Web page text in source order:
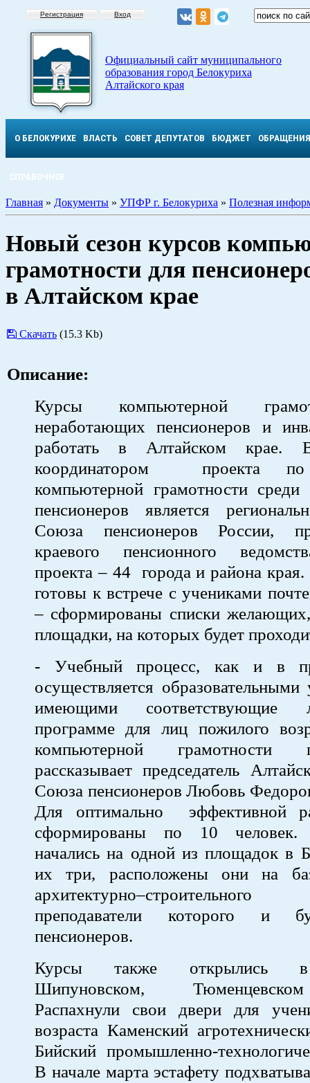
Регистрация Вход
Официальный сайт муниципального
образования город Белокуриха
Алтайского края
О БЕЛОКУРИХЕ ВЛАСТЬ СОВЕТ ДЕПУТАТОВ БЮДЖЕТ ОБРАЩЕНИЯ
СПРАВОЧНОЕ
Главная » Документы » УПФР г. Белокуриха » Полезная
Новый сезон курсов
грамотности для
в Алтайском крае
Скачать (15.3 Kb)
Описание:
Курсы компьютерной
неработающих пенсионеров и
работать в Алтайском крае.
координатором проекта
компьютерной грамотности
пенсионеров является
Союза пенсионеров России,
краевого пенсионного
проекта – 44 города и района
готовы к встрече с учениками
– сформированы списки
площадки, на которых будет
- Учебный процесс, как и в
осуществляется
имеющими соответствующие
программе для лиц пожилого
компьютерной
рассказывает председатель
Союза пенсионеров Любовь
Для оптимально эффективной
сформированы по 10 человек.
начались на одной из площадок в
их три, расположены они на
преподаватели которого и
пенсионеров.
Курсы также открылись в
Шипуновском,
Распахнули свои двери для
возраста Каменский
Бийский промышленно-
В начале марта эстафету